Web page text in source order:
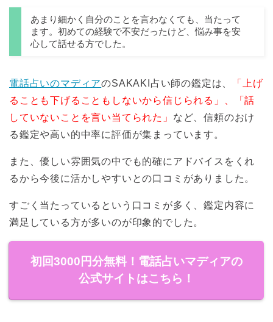
あまり細かく自分のことを言わなくても、当たって
ます。初めての経験で不安だったけど、悩み事を安
心して話せる方でした。
電話占いのマディアのSAKAKI占い師の鑑定は、
「上げ
ることも下げることもしないから信じられる」、「話
していないことを言い当てられた」 など、信頼のおけ
る鑑定や高い的中率に評価が集まっています。
また、優しい雰囲気の中でも的確にアドバイスをくれ
るから今後に活かしやすいとの口コミがありました。
すごく当たっているという口コミが多く、鑑定内容に
満足している方が多いのが印象的でした。
初回3000円分無料！電話占いマディアの
公式サイトはこちら！